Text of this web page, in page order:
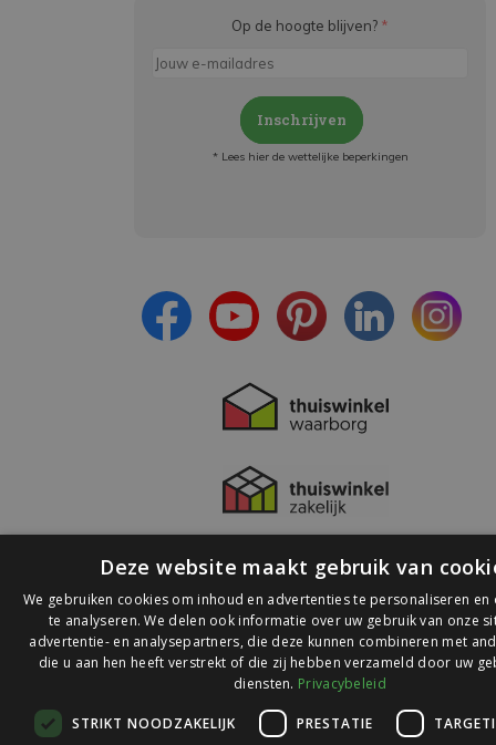
Op de hoogte blijven? *
Inschrijven
* Lees hier de wettelijke beperkingen
© 2026 Ledlichtdiscounter.nl
op
Deze website maakt gebruik van
We gebruiken cookies om inhoud en advertenties te personaliseren en
te analyseren. We delen ook informatie over uw gebruik van onze
advertentie- en analysepartners, die deze kunnen combineren met
die u aan hen heeft verstrekt of die zij hebben verzameld door uw
diensten. Privacybeleid
STRIKT NOODZAKELIJK PRESTATIE